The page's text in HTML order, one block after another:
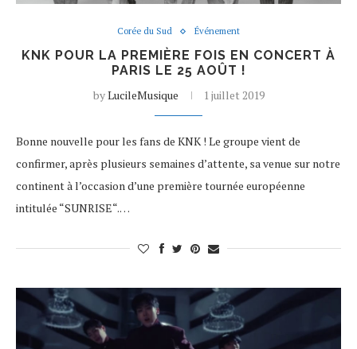
Corée du Sud Événement
KNK POUR LA PREMIÈRE FOIS EN CONCERT À
PARIS LE 25 AOÛT !
byLucileMusique 1 juillet 2019
Bonne nouvelle pour les fans de KNK ! Le groupe vient de
confirmer, après plusieurs semaines d’attente, sa venue sur notre
continent à l’occasion d’une première tournée européenne
intitulée “SUNRISE“.…